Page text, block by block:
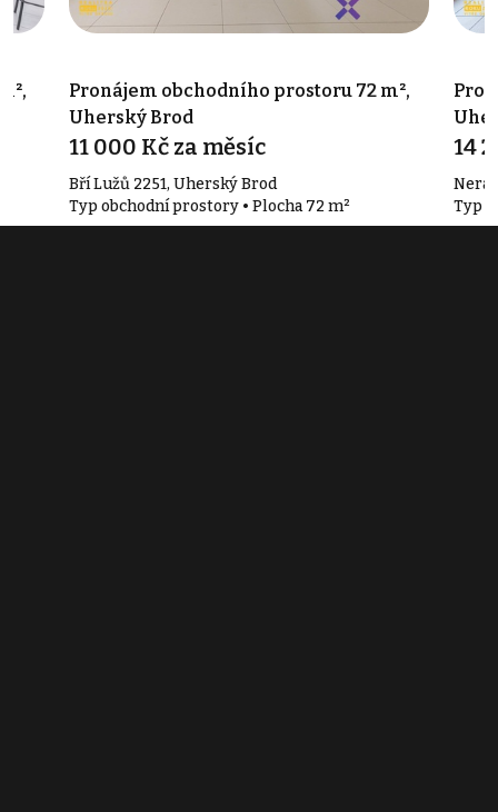
Pronájem obchodního prostoru 72 m²,
Uherský Brod
11 000 Kč za měsíc
Bří Lužů 2251, Uherský Brod
Typ obchodní prostory • Plocha 72 m²
14
Typ